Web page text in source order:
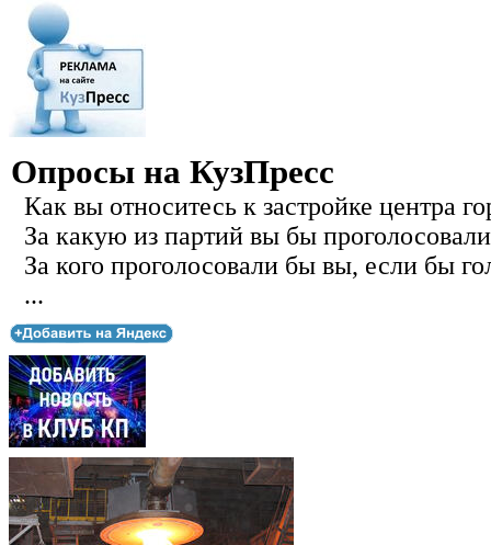
Опросы на КузПресс
Как вы относитесь к застройке центра
За какую из партий вы бы
За кого проголосовали бы вы, если бы
...